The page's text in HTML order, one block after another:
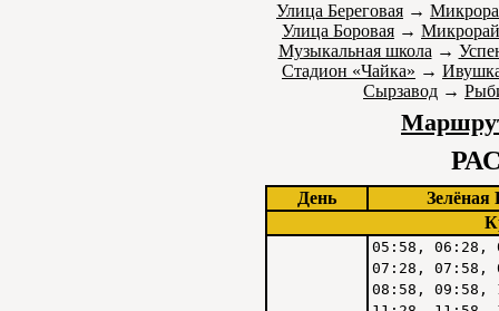
Улица Береговая →
Улица Боровая →
Музыкальная школа →
Стадион «Чайка» →
Сырзавод →
День
Зелёная
05:58, 06:28,
07:28, 07:58,
08:58, 09:58,